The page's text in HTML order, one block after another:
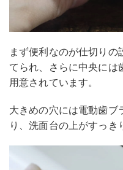
まず便利なのが仕切り
てられ、さらに中央には
用意されています。
大きめの穴には電動歯ブ
り、洗面台の上がすっき